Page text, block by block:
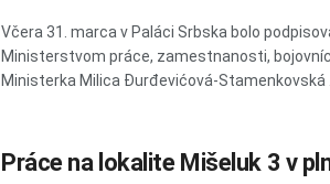
Včera 31. marca v Paláci Srbska bolo
Ministerstvom práce, zamestnanosti,
Ministerka Milica Đurđevićová-Stamenkovská ...
Práce na lokalite Mišeluk 3 v